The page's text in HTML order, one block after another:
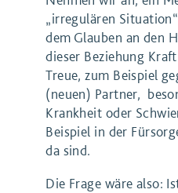
„irregulären
dem Glauben an den
dieser Beziehung
Treue, zum Beispiel
(neuen) Partner,
Krankheit oder
Beispiel in der
da sind.
Die Frage wäre also: